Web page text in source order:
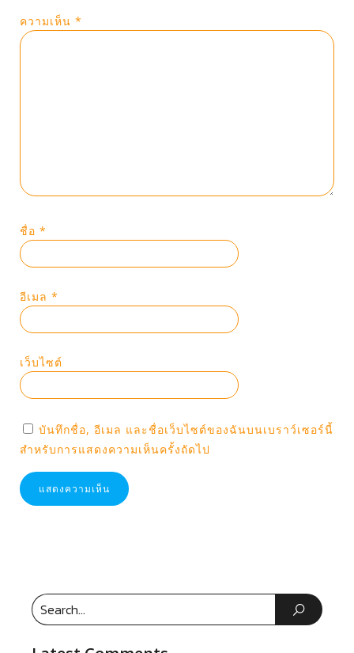
ความเห็น *
ชื่อ *
อีเมล *
เว็บไซต์
บันทึกชื่อ, อีเมล และชื่อเว็บไซต์ของฉันบนเบราว์เซอร์นี้
สำหรับการแสดงความเห็นครั้งถัดไป